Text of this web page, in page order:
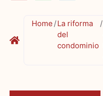
Home /La riforma
del
condominio
/